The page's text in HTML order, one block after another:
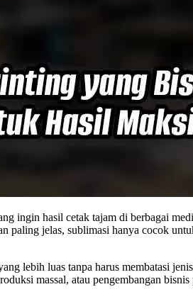
ingin hasil cetak tajam di berbagai
jelas, sublimasi hanya cocok
lebih luas tanpa harus membatasi
massal, atau pengembangan